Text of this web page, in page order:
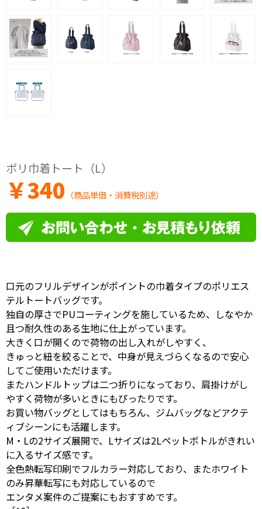
ポリ巾着トート（L）
￥340 （商品単価・消費税別途）
口元のフリルデザインがポイントの巾着タイプのポリエス
テルトートバッグです。
独自の厚さでPUコーティングを施しているため、しなやか
且つ耐久性のある生地に仕上がっています。
大きく口が開くので荷物の出し入れがしやすく、
きゅっと紐を絞ることで、中身が見えづらくなるので安心
してご使用いただけます。
またハンドルトップは二つ折りになっており、肩掛けがし
やすく荷物が多いときにもぴったりです。
お買い物バッグとしてはもちろん、ジムバッグなどアクテ
ィブシーンにも活躍します。
M・Lの2サイズ展開で、Lサイズは2Lペットボトルがきれい
に入るサイズ感です。
全色熱転写印刷でフルカラー対応しており、またホワイト
のみ昇華転写にも対応しているので
エンタメ案件のご提案にもおすすめです。